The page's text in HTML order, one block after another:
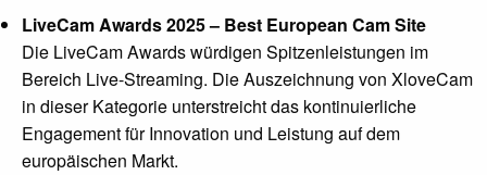
LiveCam Awards 2025 – Best European Cam Site
Die LiveCam Awards würdigen Spitzenleistungen im
Bereich Live-Streaming. Die Auszeichnung von XloveCam
in dieser Kategorie unterstreicht das kontinuierliche
Engagement für Innovation und Leistung auf dem
europäischen Markt.